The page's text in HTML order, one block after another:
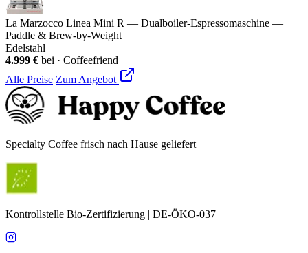
La Marzocco Linea Mini R — Dualboiler-Espressomaschine —
Paddle & Brew-by-Weight
Edelstahl
4.999 € bei · Coffeefriend
Alle Preise Zum Angebot
Specialty Coffee frisch nach Hause geliefert
Kontrollstelle Bio-Zertifizierung | DE-ÖKO-037